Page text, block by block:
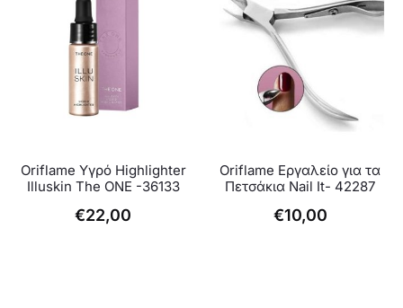
Oriflame Υγρό Highlighter
Illuskin The ONE -36133
€22,00
Oriflame Εργαλείο για τα
Πετσάκια Nail It- 42287
€10,00